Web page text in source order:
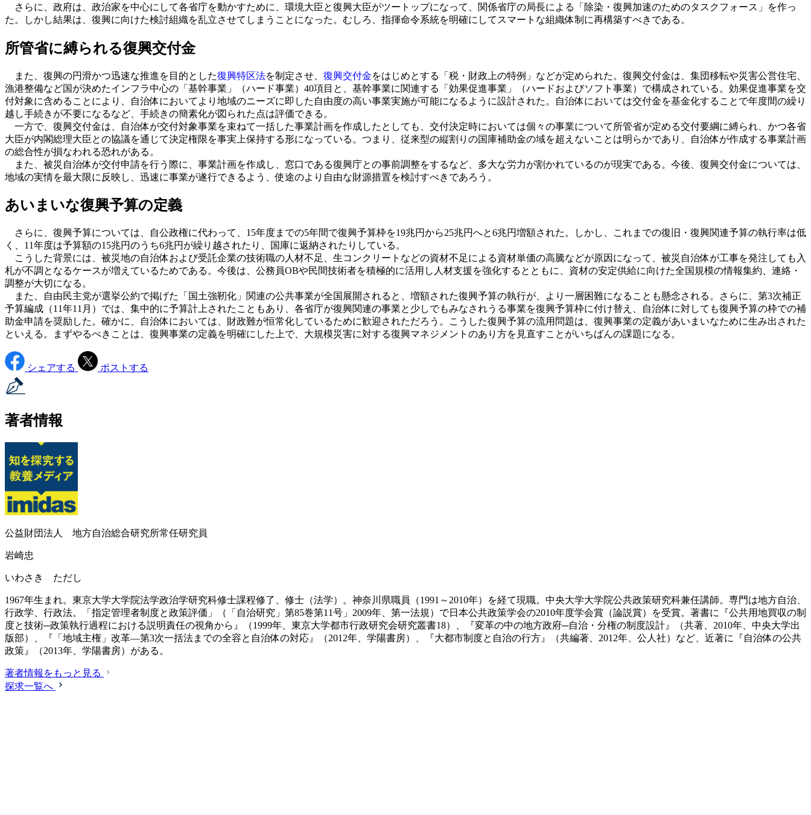
さらに、政府は、政治家を中心にして各省庁を動かすために、環境大臣と復興大臣がツートップになって、関係省庁の局長による「除染・復興加速のためのタスクフォース」を作っ
た。しかし結果は、復興に向けた検討組織を乱立させてしまうことになった。むしろ、指揮命令系統を明確にしてスマートな組織体制に再構築すべきである。
所管省に縛られる復興交付金
また、復興の円滑かつ迅速な推進を目的とした復興特区法を制定させ、 復興交付金をはじめとする「税・財政上の特例」などが定められた。復興交付金は、集団移転や災害公営住宅、
漁港整備など国が決めたインフラ中心の「基幹事業」（ハード事業）40項目と、基幹事業に関連する「効果促進事業」（ハードおよびソフト事業）で構成されている。効果促進事業を交
付対象に含めることにより、自治体においてより地域のニーズに即した自由度の高い事業実施が可能になるように設計された。自治体においては交付金を基金化することで年度間の繰り
越し手続きが不要になるなど、手続きの簡素化が図られた点は評価できる。
一方で、復興交付金は、自治体が交付対象事業を束ねて一括した事業計画を作成したとしても、交付決定時においては個々の事業について所管省が定める交付要綱に縛られ、かつ各省
大臣が内閣総理大臣との協議を通じて決定権限を事実上保持する形になっている。つまり、従来型の縦割りの国庫補助金の域を超えないことは明らかであり、自治体が作成する事業計画
の総合性が損なわれる恐れがある。
また、被災自治体が交付申請を行う際に、事業計画を作成し、窓口である復興庁との事前調整をするなど、多大な労力が割かれているのが現実である。今後、復興交付金については、
地域の実情を最大限に反映し、迅速に事業が遂行できるよう、使途のより自由な財源措置を検討すべきであろう。
あいまいな復興予算の定義
さらに、復興予算については、自公政権に代わって、15年度までの5年間で復興予算枠を19兆円から25兆円へと6兆円増額された。しかし、これまでの復旧・復興関連予算の執行率は低
く、11年度は予算額の15兆円のうち6兆円が繰り越されたり、国庫に返納されたりしている。
こうした背景には、被災地の自治体および受託企業の技術職の人材不足、生コンクリートなどの資材不足による資材単価の高騰などが原因になって、被災自治体が工事を発注しても入
札が不調となるケースが増えているためである。今後は、公務員OBや民間技術者を積極的に活用し人材支援を強化するとともに、資材の安定供給に向けた全国規模の情報集約、連絡・
調整が大切になる。
また、自由民主党が選挙公約で掲げた「国土強靭化」関連の公共事業が全国展開されると、増額された復興予算の執行が、より一層困難になることも懸念される。さらに、第3次補正
予算編成（11年11月）では、集中的に予算計上されたこともあり、各省庁が復興関連の事業と少しでもみなされうる事業を復興予算枠に付け替え、自治体に対しても復興予算の枠での補
助金申請を奨励した。確かに、自治体においては、財政難が恒常化しているために歓迎されただろう。こうした復興予算の流用問題は、復興事業の定義があいまいなために生み出された
といえる。まずやるべきことは、復興事業の定義を明確にした上で、大規模災害に対する復興マネジメントのあり方を見直すことがいちばんの課題になる。
シェアする ポストする
著者情報
公益財団法人 地方自治総合研究所常任研究員
岩崎忠
いわさき ただし
1967年生まれ。東京大学大学院法学政治学研究科修士課程修了、修士（法学）。神奈川県職員（1991～2010年）を経て現職。中央大学大学院公共政策研究科兼任講師。専門は地方自治、
行政学、行政法。「指定管理者制度と政策評価」（「自治研究」第85巻第11号」2009年、第一法規）で日本公共政策学会の2010年度学会賞（論説賞）を受賞。著書に『公共用地買収の制
度と技術─政策執行過程における説明責任の視角から』（1999年、東京大学都市行政研究会研究叢書18）、『変革の中の地方政府─自治・分権の制度設計』（共著、2010年、中央大学出
版部）、『「地域主権」改革―第3次一括法までの全容と自治体の対応』（2012年、学陽書房）、『大都市制度と自治の行方』（共編著、2012年、公人社）など、近著に『自治体の公共
政策』（2013年、学陽書房）がある。
著者情報をもっと見る
探求一覧へ